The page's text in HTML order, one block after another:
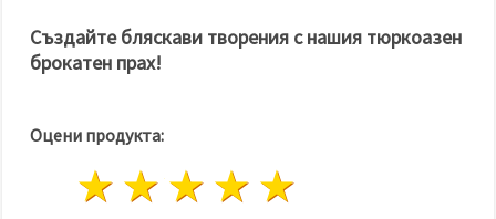
Създайте бляскави творения с нашия тюркоазен
брокатен прах!
Оцени продукта:
4 звезди
3 звезди
2 звезди
1 звезда